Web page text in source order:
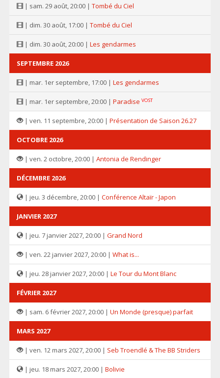
| sam. 29 août, 20:00 | Tombé du Ciel
| dim. 30 août, 17:00 | Tombé du Ciel
| dim. 30 août, 20:00 | Les gendarmes
SEPTEMBRE 2026
| mar. 1er septembre, 17:00 | Les gendarmes
| mar. 1er septembre, 20:00 | Paradise VOST
| ven. 11 septembre, 20:00 | Présentation de Saison 26.27
OCTOBRE 2026
| ven. 2 octobre, 20:00 | Antonia de Rendinger
DÉCEMBRE 2026
| jeu. 3 décembre, 20:00 | Conférence Altaïr - Japon
JANVIER 2027
| jeu. 7 janvier 2027, 20:00 | Grand Nord
| ven. 22 janvier 2027, 20:00 | What is...
| jeu. 28 janvier 2027, 20:00 | Le Tour du Mont Blanc
FÉVRIER 2027
| sam. 6 février 2027, 20:00 | Un Monde (presque) parfait
MARS 2027
| ven. 12 mars 2027, 20:00 | Seb Troendlé & The BB Striders
| jeu. 18 mars 2027, 20:00 | Bolivie